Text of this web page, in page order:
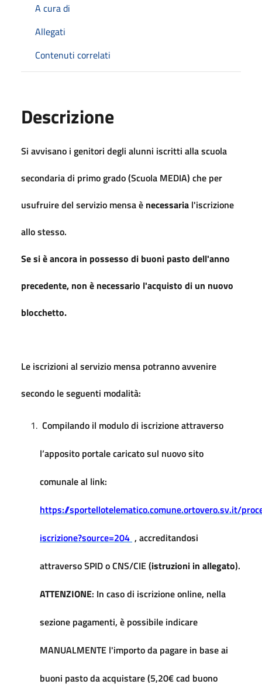
A cura di
Allegati
Contenuti correlati
Descrizione
Si avvisano i genitori degli alunni iscritti alla scuola
secondaria di primo grado (Scuola MEDIA) che per
usufruire del servizio mensa è necessaria l'iscrizione
allo stesso.
Se si è ancora in possesso di buoni pasto dell'anno
precedente, non è necessario l'acquisto di un nuovo
blocchetto.
Le iscrizioni al servizio mensa potranno avvenire
secondo le seguenti modalità:
Compilando il modulo di iscrizione attraverso
l’apposito portale caricato sul nuovo sito
comunale al link:
https://sportellotelematico.comune.ortovero.sv.it/
iscrizione?source=204 , accreditandosi
attraverso SPID o CNS/CIE (istruzioni in allegato).
ATTENZIONE: In caso di iscrizione online, nella
sezione pagamenti, è possibile indicare
MANUALMENTE l'importo da pagare in base ai
buoni pasto da acquistare (5,20€ cad buono